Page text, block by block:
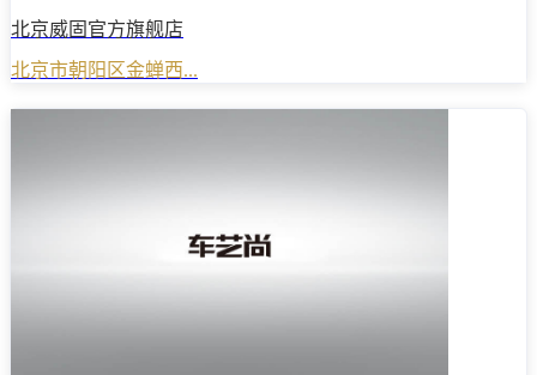
北京威固官方旗舰店
北京市朝阳区金蝉西...